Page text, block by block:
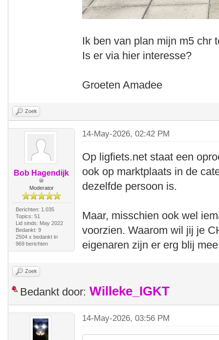
Ik ben van plan mijn m5 chr
Is er via hier interesse?
Groeten Amadee
Zoek
Bob Hagendijk
Moderator
Berichten: 1.035
Topics: 51
Lid sinds: May 2022
Bedankt: 9
2504 x bedankt in
969 berichten
14-May-2026, 02:42 PM
Op ligfiets.net staat een
ook op marktplaats in de
dezelfde persoon is.
Maar, misschien ook wel
voorzien. Waarom wil jij je
eigenaren zijn er erg blij
Zoek
Bedankt door: Willeke_IGKT
14-May-2026, 03:56 PM